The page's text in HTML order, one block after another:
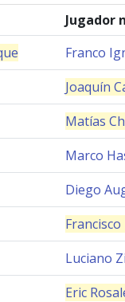
Jugador
Franco
Joaquín
Matías
Marco
Diego
Luciano
Eric